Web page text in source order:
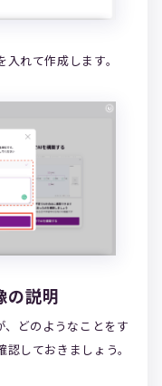
れて作成します。
の説明
、どのようなことをす
しておきましょう。